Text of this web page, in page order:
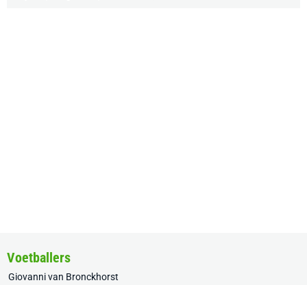
Voetballers
Giovanni van Bronckhorst